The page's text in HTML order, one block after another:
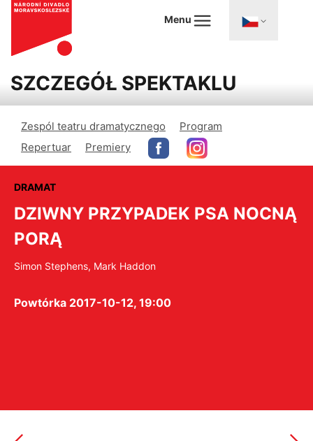
Menu
SZCZEGÓŁ SPEKTAKLU
Zespól teatru dramatycznego
Program
Repertuar
Premiery
DRAMAT
DZIWNY PRZYPADEK PSA NOCNĄ
PORĄ
Simon Stephens, Mark Haddon
Powtórka 2017-10-12, 19:00